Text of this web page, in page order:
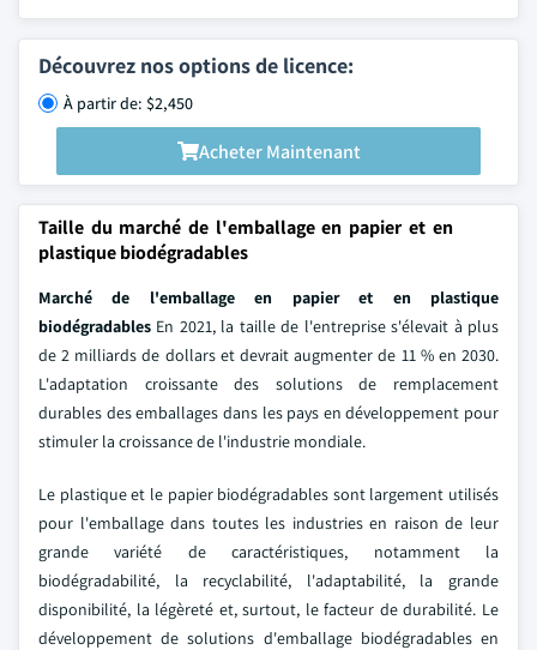
Découvrez nos options de licence:
À partir de: $2,450
Acheter Maintenant
Taille du marché de l'emballage en papier et en
plastique biodégradables
Marché de l'emballage en papier et en plastique
biodégradables En 2021, la taille de l'entreprise s'élevait à plus
de 2 milliards de dollars et devrait augmenter de 11 % en 2030.
L'adaptation croissante des solutions de remplacement
durables des emballages dans les pays en développement pour
stimuler la croissance de l'industrie mondiale.
Le plastique et le papier biodégradables sont largement utilisés
pour l'emballage dans toutes les industries en raison de leur
grande variété de caractéristiques, notamment la
biodégradabilité, la recyclabilité, l'adaptabilité, la grande
disponibilité, la légèreté et, surtout, le facteur de durabilité. Le
développement de solutions d'emballage biodégradables en